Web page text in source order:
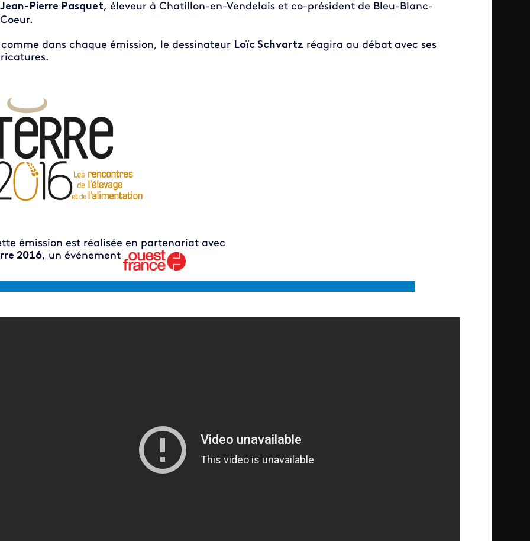
Jean-Pierre Pasquet, éleveur à Chatillon-en-Vendelais et co-président de Bleu-Blanc-
Coeur.
comme dans chaque émission, le dessinateur Loïc Schvartz réagira au débat avec ses
émission est réalisée en partenariat avec
2016, un événement